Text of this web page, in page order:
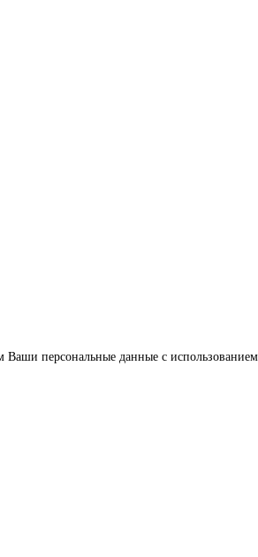
персональные данные с